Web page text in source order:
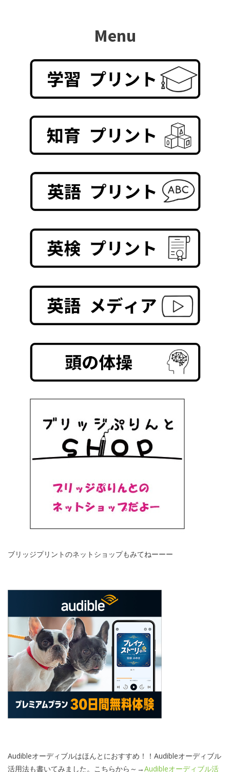
Menu
ブリッジプリントのネットショップもみてねーーー
Audibleオーディブルはほんとにおすすめ！！Audibleオーディブル
活用法も書いてみました。こちらから～→Audibleオーディブル活